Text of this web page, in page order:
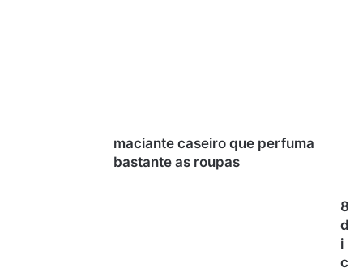
maciante caseiro que perfuma
bastante as roupas
8
d
i
c